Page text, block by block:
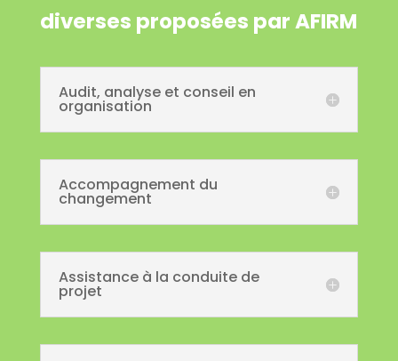
diverses proposées par AFIRM
Audit, analyse et conseil en
organisation
Accompagnement du
changement
Assistance à la conduite de
projet